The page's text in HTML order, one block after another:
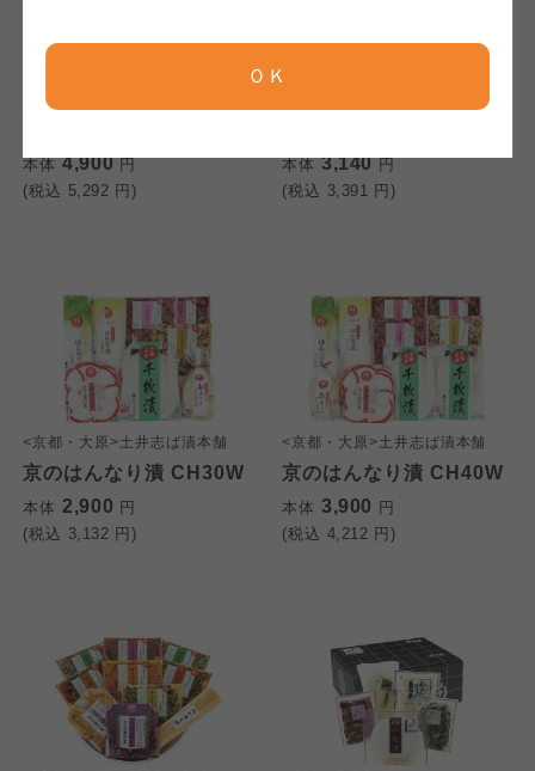
ＯＫ
京のはんなり漬 CH50W
本体 4,900円
(税込 5,292 円)
千枚漬お漬物くらべ
本体 3,140円
(税込 3,391 円)
<京都・大原>土井志ば漬本舗
京のはんなり漬 CH30W
本体 2,900 円
(税込 3,132 円)
<京都・大原>土井志ば漬本舗
京のはんなり漬 CH40W
本体 3,900 円
(税込 4,212 円)
ならコープ
おおさかパルコープ
大阪いずみ市民生協
わかやま市民生協
ならコープ
おおさかパルコープ
大阪いずみ市民生協
わかやま市民生協
ならコープ
おおさかパルコープ
大阪いずみ市民生協
わかやま市民生協